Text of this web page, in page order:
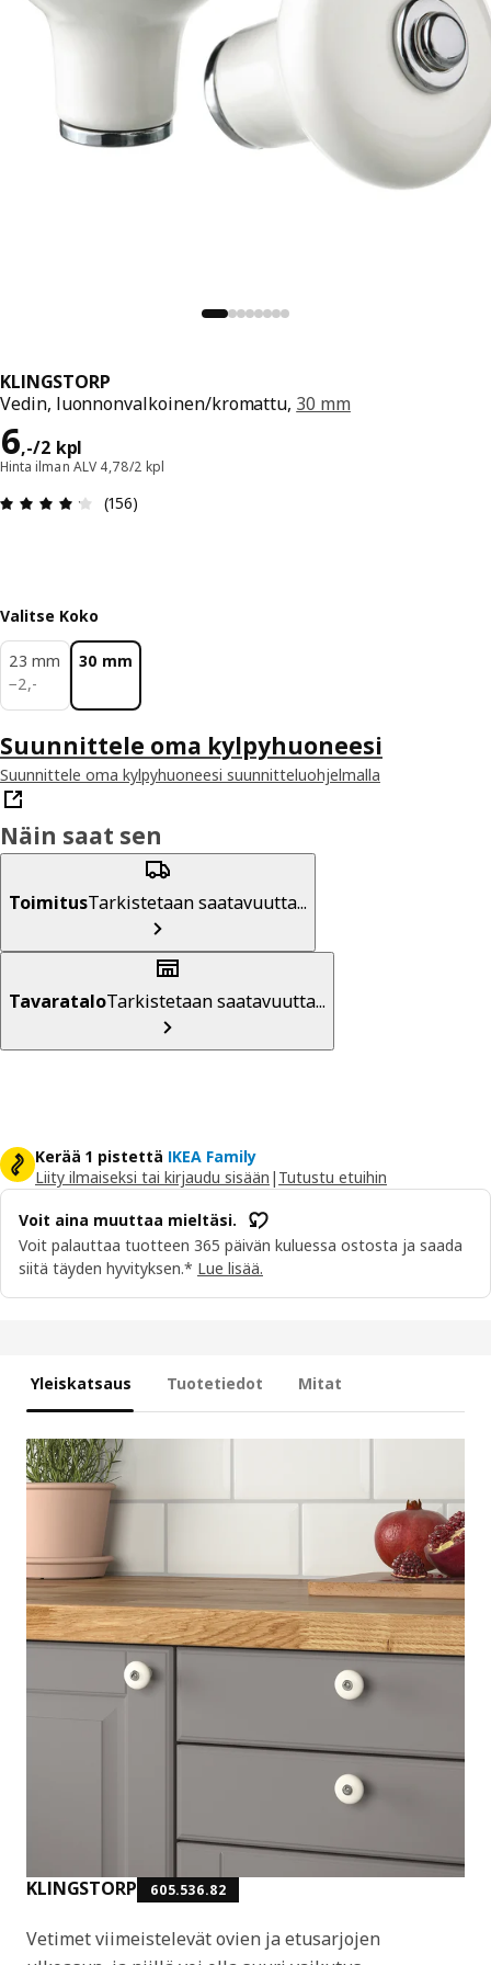
KLINGSTORP
Vedin, luonnonvalkoinen/kromattu, 30 mm
6,-/2 kpl
Hinta 6,-/2 kpl
Hinta ilman ALV 4,78/2 kpl
: 4.2 / 5 tähteä. Arvostelut yhteensä: 156
(156)
Valitse Koko
23 mm
−2,-
2,-
30 mm
Suunnittele oma kylpyhuoneesi
Suunnittele oma kylpyhuoneesi suunnitteluohjelmalla
Näin saat sen
ToimitusTarkistetaan saatavuutta...
TavarataloTarkistetaan saatavuutta...
Kerää 1 pistettä IKEA Family
Liity ilmaiseksi tai kirjaudu sisään | Tutustu etuihin
Voit aina muuttaa mieltäsi.
Voit palauttaa tuotteen 365 päivän kuluessa ostosta ja saada
siitä täyden hyvityksen.* Lue lisää.
Yleiskatsaus Tuotetiedot Mitat
KLINGSTORP 605.536.82
Vetimet viimeistelevät ovien ja etusarjojen